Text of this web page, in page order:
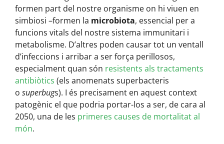
formen part del nostre organisme on hi viuen en
simbiosi –formen la microbiota, essencial per a
funcions vitals del nostre sistema immunitari i
metabolisme. D’altres poden causar tot un ventall
d’infeccions i arribar a ser força perillosos,
especialment quan són resistents als tractaments
antibiòtics (els anomenats superbacteris
o superbugs). I és precisament en aquest context
patogènic el que podria portar-los a ser, de cara al
2050, una de les primeres causes de mortalitat al
món.